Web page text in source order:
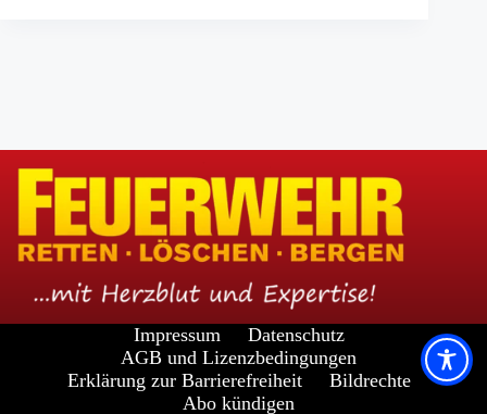
Impressum
Datenschutz
AGB und Lizenzbedingungen
Erklärung zur Barrierefreiheit
Bildrechte
Abo kündigen